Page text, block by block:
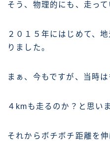
そう、物理的にも、走って
２０１５年にはじめて、
りました。
まぁ、今もですが、当時
４kmも走るのか？と思い
それからボチボチ距離を